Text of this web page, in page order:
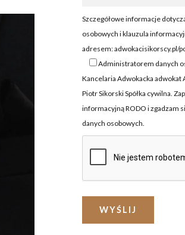
POLSCE
Szczegółowe informacje
osobowych i klauzula
adresem:adwokacisikorscy.pl/
Administratorem danych
Kancelaria Adwokacka adwokat
Piotr Sikorski Spółka cywilna.
informacyjną RODO i zgadzam
danych osobowych.